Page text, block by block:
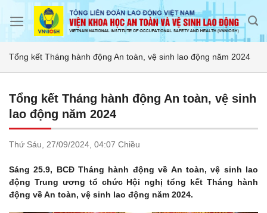
Tổng kết Tháng hành động An toàn, vệ sinh lao động năm 2024
Tổng kết Tháng hành động An toàn, vệ sinh
lao động năm 2024
Thứ Sáu, 27/09/2024, 04:07 Chiều
Sáng 25.9, BCĐ Tháng hành động về An toàn, vệ sinh lao
động Trung ương tổ chức Hội nghị tổng kết Tháng hành
động về An toàn, vệ sinh lao động năm 2024.